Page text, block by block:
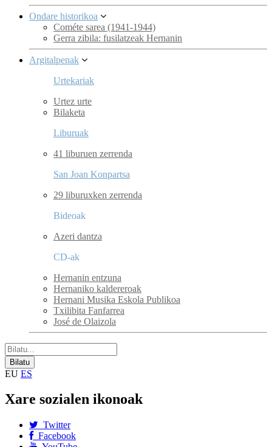
Ondare historikoa
Cométe sarea (1941-1944)
Gerra zibila: fusilatzeak Hernanin
Argitalpenak
Urtekariak
Urtez urte
Bilaketa
Liburuak
41 liburuen zerrenda
San Joan Konpartsa
29 liburuxken zerrenda
Bideoak
Azeri dantza
CD-ak
Hernanin entzuna
Hernaniko kaldereroak
Hernani Musika Eskola Publikoa
Txilibita Fanfarrea
José de Olaizola
EU ES
Xare sozialen ikonoak
Twitter
Facebook